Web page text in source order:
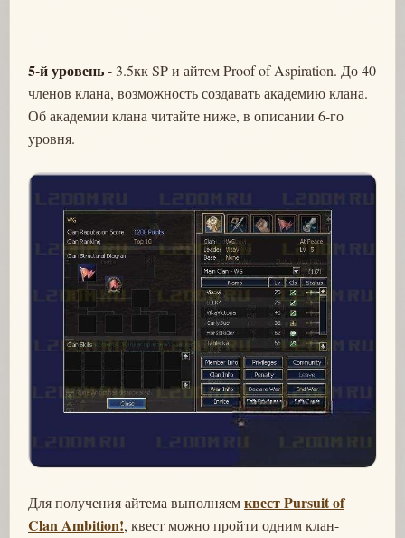
5-й уровень- 3.5кк SP и айтем Proof of Aspiration. До 40
членов клана, возможность создавать академию клана.
Об академии клана читайте ниже, в описании 6-го
уровня.
Для получения айтема выполняемквест Pursuit of
Clan Ambition!, квест можно пройти одним клан-